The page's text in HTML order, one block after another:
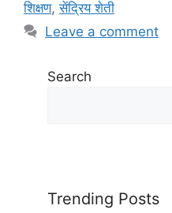
g
o
s
शिक्षण,सेंद्रिय शेती
Leave a comment
Search
Trending Posts